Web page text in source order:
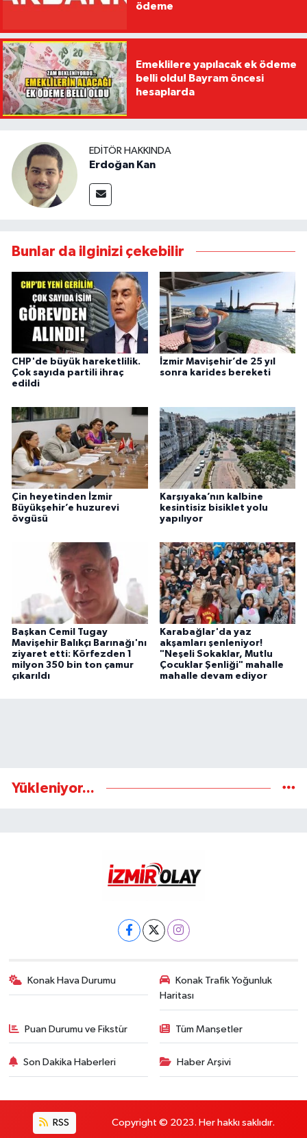
ödeme
Emeklilere yapılacak ek ödeme
belli oldu! Bayram öncesi
hesaplarda
EDITÖR HAKKINDA
Erdoğan Kan
Bunlar da ilginizi çekebilir
CHP'de büyük hareketlilik.
Çok sayıda partili ihraç
edildi
İzmir Mavişehir’de 25 yıl
sonra karides bereketi
Çin heyetinden İzmir
Büyükşehir’e huzurevi
övgüsü
Karşıyaka’nın kalbine
kesintisiz bisiklet yolu
yapılıyor
Başkan Cemil Tugay
Mavişehir Balıkçı Barınağı'nı
ziyaret etti: Körfezden 1
milyon 350 bin ton çamur
çıkarıldı
Karabağlar'da yaz
akşamları şenleniyor!
"Neşeli Sokaklar, Mutlu
Çocuklar Şenliği" mahalle
mahalle devam ediyor
Yükleniyor...
Konak Hava Durumu
Konak Trafik Yoğunluk
Haritası
Puan Durumu ve Fikstür Tüm Manşetler
Son Dakika Haberleri Haber Arşivi
RSS Copyright © 2023. Her hakkı saklıdır.